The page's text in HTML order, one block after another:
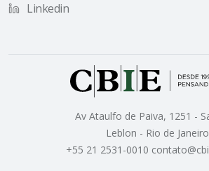
Linkedin
Av Ataulfo de Paiva, 1251 -
Leblon - Rio de Janeiro
+55 21 2531-0010